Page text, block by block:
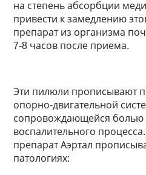
на степень абсорбции
привести к замедлению
препарат из организма
7-8 часов после приема.
Эти пилюли прописывают
опорно-двигательной
сопровождающейся болью
воспалительного
препарат Аэртал
патологиях: